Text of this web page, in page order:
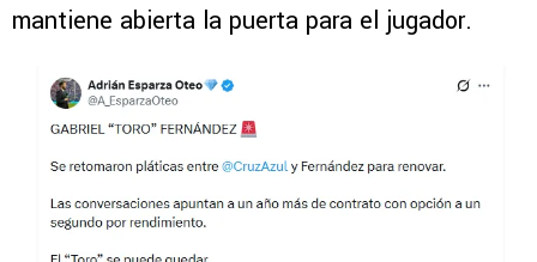
mantiene abierta la puerta para el jugador.